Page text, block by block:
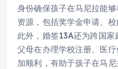
身份确保孩子在马尼拉能
资源，包括奖学金申请、校
此外，婚签13A还为跨国
父母在办理学校注册、医
加顺利，有助于孩子在马